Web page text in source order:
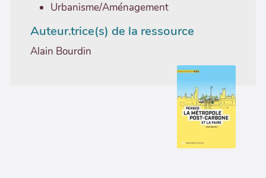
Urbanisme/Aménagement
Auteur.trice(s) de la ressource
Alain Bourdin